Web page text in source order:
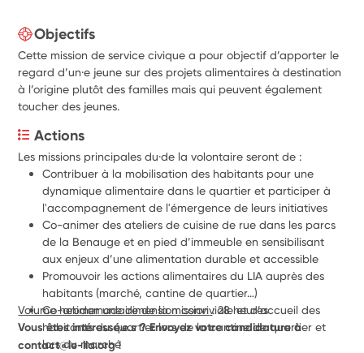
Objectifs
Cette mission de service civique a pour objectif d’apporter le
regard d’un·e jeune sur des projets alimentaires à destination
à l’origine plutôt des familles mais qui peuvent également
toucher des jeunes.
Actions
Les missions principales du·de la volontaire seront de :
Contribuer à la mobilisation des habitants pour une
dynamique alimentaire dans le quartier et participer à
l'accompagnement de l'émergence de leurs initiatives
Co-animer des ateliers de cuisine de rue dans les parcs
de la Benauge et en pied d’immeuble en sensibilisant
aux enjeux d’une alimentation durable et accessible
Promouvoir les actions alimentaires du LIA auprès des
habitants (marché, cantine de quartier…)
Co-animer une dimension conviviale et d’accueil des
habitants du quartier lors de la cantine de quartier et
lors du marché
Volume hebdomadaire de la mission : 28 heures
Vous êtes intéressé.e.s ? Envoyez votre candidature à
contact@le-lia.org !